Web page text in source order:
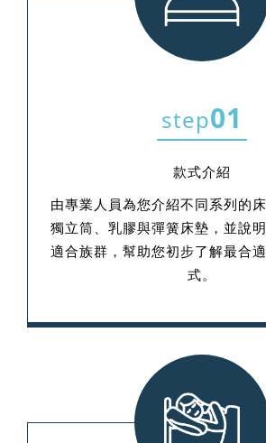
step01
款式介紹
由專業人員為您介紹不同系列的
獨立筒、乳膠與彈簧床墊，並說
適合族群，幫助您初步了解最合
式。